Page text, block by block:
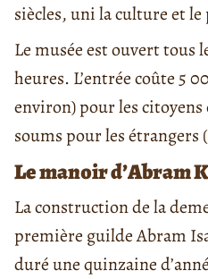
siècles, uni la culture et le
Le musée est ouvert tous
heures. L’entrée coûte 5
environ) pour les citoyens
soums pour les étrangers
Le manoir d’Abram
La construction de la
première guilde Abram
duré une quinzaine